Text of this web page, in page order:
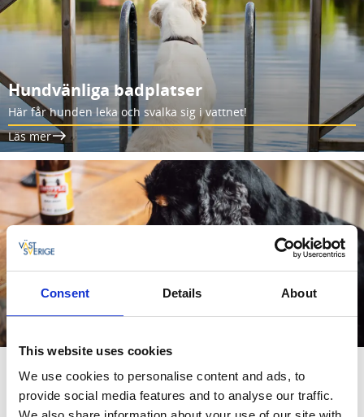
Consent Details About
This website uses cookies
We use cookies to personalise content and ads, to
provide social media features and to analyse our traffic.
Hundvänliga badplatser
Här får hunden leka och svalka sig i vattnet!
Läs mer
Hundvänliga destinationer i Skaraborg